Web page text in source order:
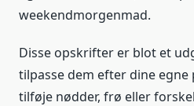
weekendmorgenmad.
Disse opskrifter er blot et
tilpasse dem efter dine
tilføje nødder, frø eller